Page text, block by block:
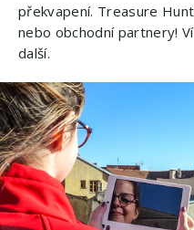
překvapení. Treasure
nebo obchodní partnery!
další.